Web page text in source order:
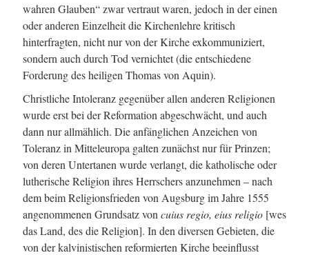
wahren Glauben“ zwar vertraut waren, jedoch in der einen
oder anderen Einzelheit die Kirchenlehre kritisch
hinterfragten, nicht nur von der Kirche exkommuniziert,
sondern auch durch Tod vernichtet (die entschiedene
Forderung des heiligen Thomas von Aquin).
Christliche Intoleranz gegenüber allen anderen Religionen
wurde erst bei der Reformation abgeschwächt, und auch
dann nur allmählich. Die anfänglichen Anzeichen von
Toleranz in Mitteleuropa galten zunächst nur für Prinzen;
von deren Untertanen wurde verlangt, die katholische oder
lutherische Religion ihres Herrschers anzunehmen – nach
dem beim Religionsfrieden von Augsburg im Jahre 1555
angenommenen Grundsatz von cuius regio, eius religio [wes
das Land, des die Religion]. In den diversen Gebieten, die
von der kalvinistischen reformierten Kirche beeinflusst